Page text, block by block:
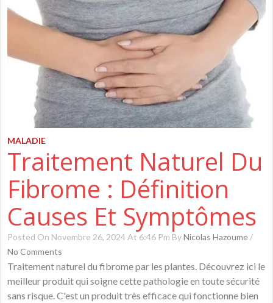
MALADIE
Traitement Naturel Du
Fibrome : Définition
Causes Et Symptômes
Posted On Novembre 26, 2024 At 6:46 Pm ByNicolas Hazoume /
No Comments
Traitement naturel du fibrome par les plantes. Découvrez ici le
meilleur produit qui soigne cette pathologie en toute sécurité
sans risque. C'est un produit très efficace qui fonctionne bien